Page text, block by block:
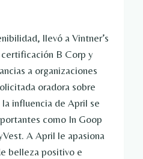
llevó a Vintner’s
B Corp y
a organizaciones
oradora sobre
influencia de April se
como In Goop
A April le apasiona
belleza positivo e